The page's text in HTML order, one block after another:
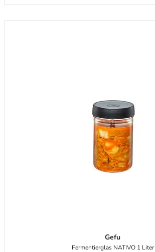
Gefu
Fermentierglas NATIVO 1 Liter